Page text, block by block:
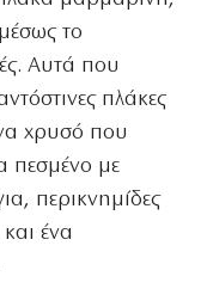
το
Αυτά που
πλάκες
χρυσό που
πεσμένο με
περικνημίδες
ένα